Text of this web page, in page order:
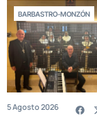
BARBASTRO-MONZÓN
5 Agosto 2026